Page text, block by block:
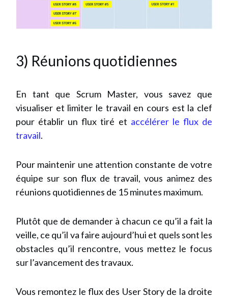
3) Réunions quotidiennes
En tant que Scrum Master, vous savez que
visualiser et limiter le travail en cours est la clef
pour établir un flux tiré et accélérer le flux de
travail.
Pour maintenir une attention constante de votre
équipe sur son flux de travail, vous animez des
réunions quotidiennes de 15 minutes maximum.
Plutôt que de demander à chacun ce qu’il a fait la
veille, ce qu’il va faire aujourd’hui et quels sont les
obstacles qu’il rencontre, vous mettez le focus
sur l’avancement des travaux.
Vous remontez le flux des User Story de la droite